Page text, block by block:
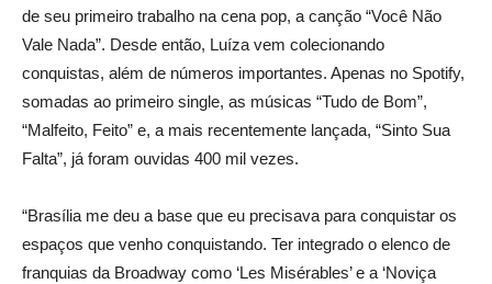
de seu primeiro trabalho na cena pop, a canção “Você Não
Vale Nada”. Desde então, Luíza vem colecionando
conquistas, além de números importantes. Apenas no Spotify,
somadas ao primeiro single, as músicas “Tudo de Bom”,
“Malfeito, Feito” e, a mais recentemente lançada, “Sinto Sua
Falta”, já foram ouvidas 400 mil vezes.
“Brasília me deu a base que eu precisava para conquistar os
espaços que venho conquistando. Ter integrado o elenco de
franquias da Broadway como ‘Les Misérables’ e a ‘Noviça